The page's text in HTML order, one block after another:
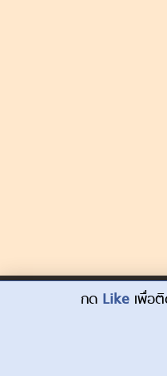
Dek-D.com ใช้คุกกี้เพื่อพัฒนาประสบ
กด Like เพื่อ